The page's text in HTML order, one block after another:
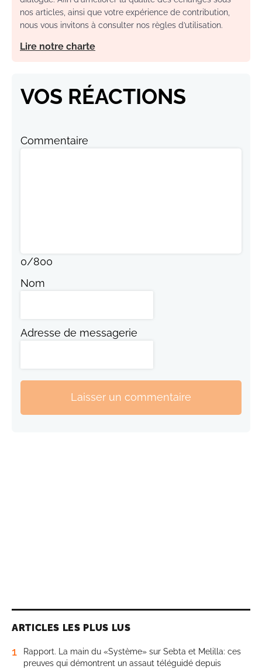
nos articles, ainsi que votre expérience de contribution,
nous vous invitons à consulter nos règles d’utilisation.
Lire notre charte
VOS RÉACTIONS
Commentaire
0/800
Nom
Adresse de messagerie
Laisser un commentaire
ARTICLES LES PLUS LUS
1
Rapport. La main du «Système» sur Sebta et Melilla: ces
preuves qui démontrent un assaut téléguidé depuis